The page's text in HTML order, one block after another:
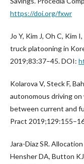
https://doi.org/fxwr
Jo Y, Kim J, Oh C, Kim
truck platooning in
2019;83:37–45. DOI:
Kolarova V, Steck F,
autonomous driving on
between current and
Pract
Jara-Diaz SR.
Hensher DA, Button